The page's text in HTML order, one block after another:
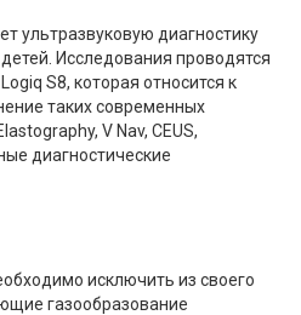
ультразвуковую диагностику
Исследования проводятся
S8, которая относится к
таких современных
V Nav, CEUS,
диагностические
исключить из своего
газообразование